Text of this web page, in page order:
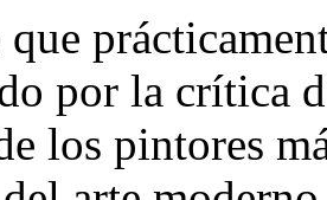
que
por la crítica
los pintores